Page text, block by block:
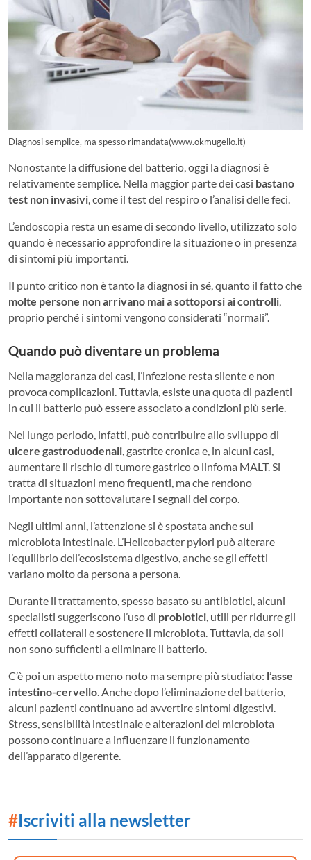
Diagnosi semplice, ma spesso rimandata(www.okmugello.it)
Nonostante la diffusione del batterio, oggi la diagnosi è
relativamente semplice. Nella maggior parte dei casi bastano
test non invasivi, come il test del respiro o l’analisi delle feci.
L’endoscopia resta un esame di secondo livello, utilizzato solo
quando è necessario approfondire la situazione o in presenza
di sintomi più importanti.
Il punto critico non è tanto la diagnosi in sé, quanto il fatto che
molte persone non arrivano mai a sottoporsi ai controlli,
proprio perché i sintomi vengono considerati “normali”.
Quando può diventare un problema
Nella maggioranza dei casi, l’infezione resta silente e non
provoca complicazioni. Tuttavia, esiste una quota di pazienti
in cui il batterio può essere associato a condizioni più serie.
Nel lungo periodo, infatti, può contribuire allo sviluppo di
ulcere gastroduodenali , gastrite cronica e, in alcuni casi,
aumentare il rischio di tumore gastrico o linfoma MALT. Si
tratta di situazioni meno frequenti, ma che rendono
importante non sottovalutare i segnali del corpo.
Negli ultimi anni, l’attenzione si è spostata anche sul
microbiota intestinale. L’Helicobacter pylori può alterare
l’equilibrio dell’ecosistema digestivo, anche se gli effetti
variano molto da persona a persona.
Durante il trattamento, spesso basato su antibiotici, alcuni
specialisti suggeriscono l’uso di probiotici , utili per ridurre gli
effetti collaterali e sostenere il microbiota. Tuttavia, da soli
non sono sufficienti a eliminare il batterio.
C’è poi un aspetto meno noto ma sempre più studiato: l’asse
intestino-cervello . Anche dopo l’eliminazione del batterio,
alcuni pazienti continuano ad avvertire sintomi digestivi.
Stress, sensibilità intestinale e alterazioni del microbiota
possono continuare a influenzare il funzionamento
dell’apparato digerente.
#Iscriviti alla newsletter